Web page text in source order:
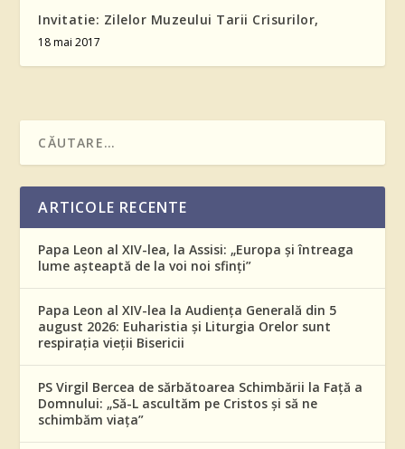
Invitatie: Zilelor Muzeului Tarii Crisurilor,
18 mai 2017
ARTICOLE RECENTE
Papa Leon al XIV-lea, la Assisi: „Europa și întreaga
lume așteaptă de la voi noi sfinți”
Papa Leon al XIV-lea la Audiența Generală din 5
august 2026: Euharistia și Liturgia Orelor sunt
respirația vieții Bisericii
PS Virgil Bercea de sărbătoarea Schimbării la Față a
Domnului: „Să-L ascultăm pe Cristos și să ne
schimbăm viața”